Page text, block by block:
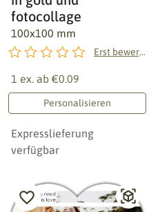
fotocollage
100x100 mm
Erst bewerten!
1 ex. ab €0.09
Personalisieren
Expresslieferung
verfügbar